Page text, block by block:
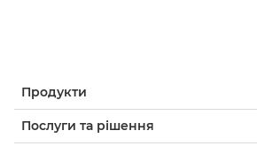
Продукти
Послуги та рішення